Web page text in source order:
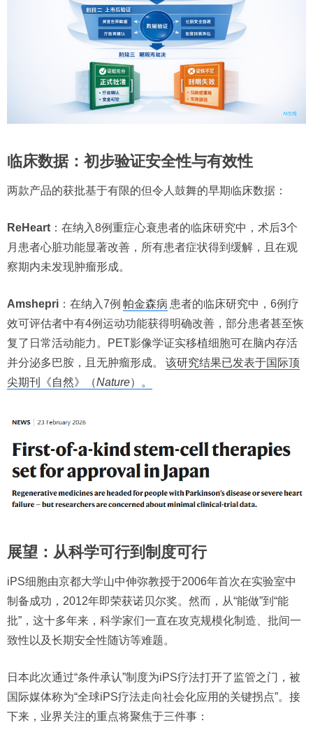
临床数据：初步验证安全性与有效性
两款产品的获批基于有限的但令人鼓舞的早期临床数据：
ReHeart ：在纳入8例重症心衰患者的临床研究中，术后3个
月患者心脏功能显著改善，所有患者症状得到缓解，且在观
察期内未发现肿瘤形成。
Amshepri ：在纳入7例 帕金森病 患者的临床研究中，6例疗
效可评估者中有4例运动功能获得明确改善，部分患者甚至恢
复了日常活动能力。PET影像学证实移植细胞可在脑内存活
并分泌多巴胺，且无肿瘤形成。
该研究结果已发表于国际顶
尖期刊《自然》（Nature）。
展望：从科学可行到制度可行
iPS细胞由京都大学山中伸弥教授于2006年首次在实验室中
制备成功，2012年即荣获诺贝尔奖。然而，从“能做”到“能
批”，这十多年来，科学家们一直在攻克规模化制造、批间一
致性以及长期安全性随访等难题。
日本此次通过“条件承认”制度为iPS疗法打开了监管之门，被
国际媒体称为“全球iPS疗法走向社会化应用的关键拐点”。接
下来，业界关注的重点将聚焦于三件事：